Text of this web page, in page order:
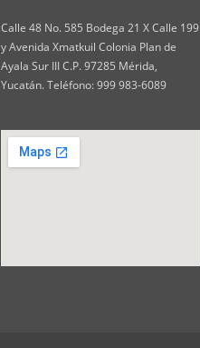
Calle 48 No. 585 Bodega 21 X Calle 199
y Avenida Xmatkuil Colonia Plan de
Ayala Sur III C.P. 97285 Mérida,
Yucatán. Teléfono: 999 983-6089